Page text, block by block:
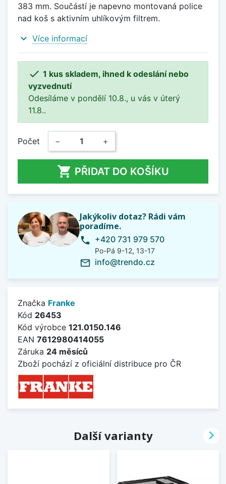
383 mm. Součástí je napevno montovaná police
nad koš s aktivním uhlíkovým filtrem.
expand_more Více informací
 1 kus skladem, ihned k odeslání nebo
vyzvednutí
Odesíláme v pondělí 10.8., u vás v úterý
11.8..
Počet − +
 PŘIDAT DO KOŠÍKU
Jakýkoliv dotaz? Rádi vám
poradíme.
phone +420 731 979 570
Po-Pá 9-12, 13-17
mail_outline info@trendo.cz
Značka Franke
Kód 26453
Kód výrobce 121.0150.146
EAN 7612980414055
Záruka 24 měsíců
Zboží pochází z oficiální distribuce pro ČR
Další varianty 